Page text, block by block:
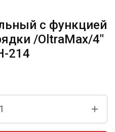
с функцией
/OltraMax/4″
214